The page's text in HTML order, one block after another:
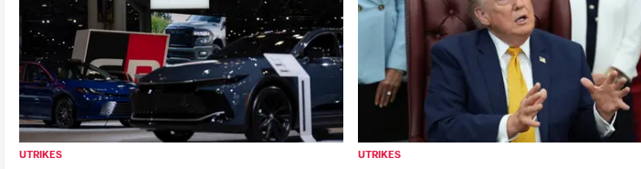
UTRIKES UTRIKES